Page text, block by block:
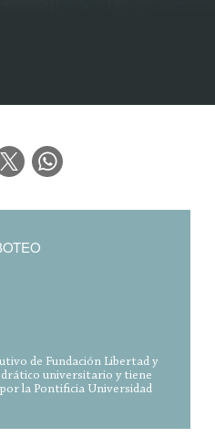
de Fundación Libertad y
universitario y tiene
la Pontificia Universidad